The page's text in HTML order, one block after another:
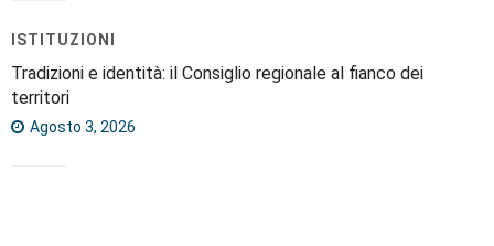
ISTITUZIONI
Tradizioni e identità: il Consiglio regionale al fianco dei
territori
Agosto 3, 2026